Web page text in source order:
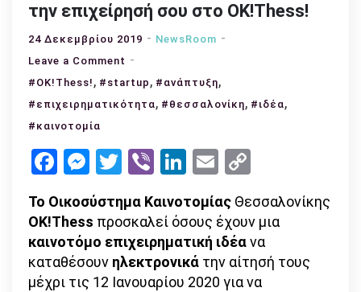
την επιχείρησή σου στο OK!Thess!
24 Δεκεμβρίου 2019
NewsRoom
Leave a Comment on
Προώθησε
και
την
επιχείρησή
σου
στο
OK!Thess!
#OK!Thess! , #startup , #ανάπτυξη,
#επιχειρηματικότητα, #θεσσαλονίκη, #ιδέα,
#καινοτομία
Facebook
Messenger
Twitter
ViberLinkedIn
Email
Το Οικοσύστημα Καινοτομίας Θεσσαλονίκης
OK!Thess προσκαλεί όσους έχουν μια
καινοτόμο επιχειρηματική ιδέανα
καταθέσουν ηλεκτρονικά την αίτησή τους
μέχρι τις 12 Ιανουαρίου 2020 για να